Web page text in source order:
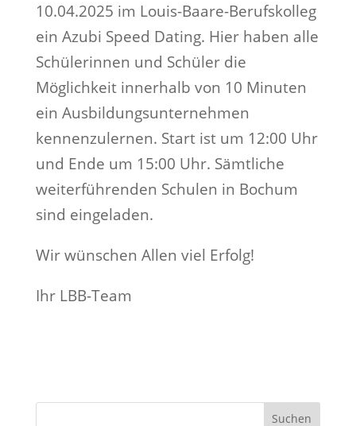
10.04.2025 im Louis-Baare-Berufskolleg
ein Azubi Speed Dating. Hier haben alle
Schülerinnen und Schüler die
Möglichkeit innerhalb von 10 Minuten
ein Ausbildungsunternehmen
kennenzulernen. Start ist um 12:00 Uhr
und Ende um 15:00 Uhr. Sämtliche
weiterführenden Schulen in Bochum
sind eingeladen.
Wir wünschen Allen viel Erfolg!
Ihr LBB-Team
Suchen